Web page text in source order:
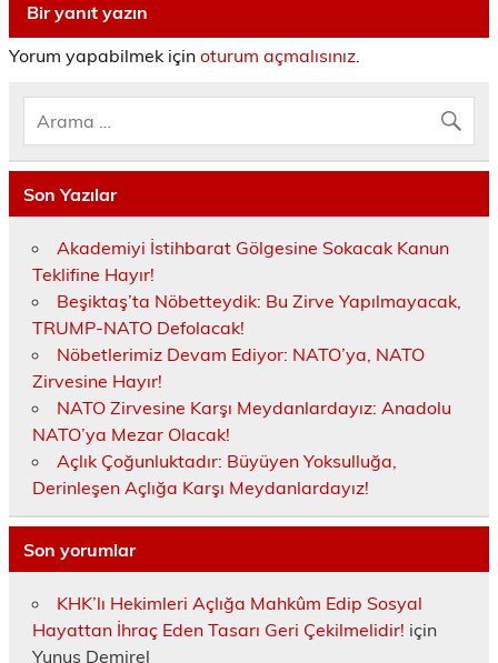
Bir yanıt yazın
Yorum yapabilmek için oturum açmalısınız.
Son Yazılar
Akademiyi İstihbarat Gölgesine Sokacak Kanun
Teklifine Hayır!
Beşiktaş’ta Nöbetteydik: Bu Zirve Yapılmayacak,
TRUMP-NATO Defolacak!
Nöbetlerimiz Devam Ediyor: NATO’ya, NATO
Zirvesine Hayır!
NATO Zirvesine Karşı Meydanlardayız: Anadolu
NATO’ya Mezar Olacak!
Açlık Çoğunluktadır: Büyüyen Yoksulluğa,
Derinleşen Açlığa Karşı Meydanlardayız!
Son yorumlar
KHK’lı Hekimleri Açlığa Mahkûm Edip Sosyal
Hayattan İhraç Eden Tasarı Geri Çekilmelidir! için
Yunus Demirel